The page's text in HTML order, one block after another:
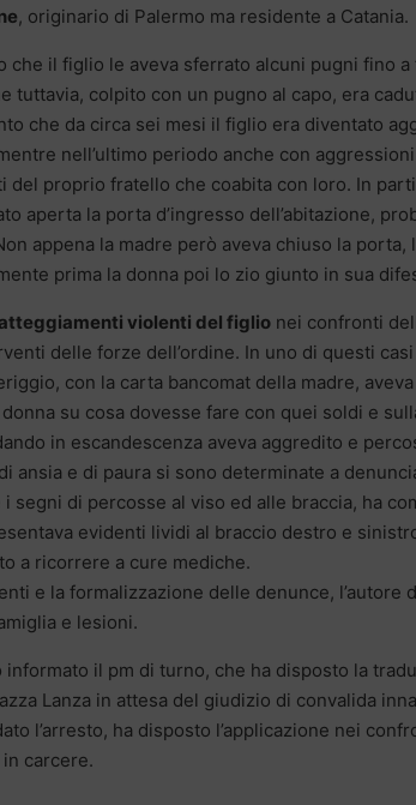
, originario di Palermo ma residente a Catania.
che il figlio le aveva sferrato alcuni pugni fino
tuttavia, colpito con un pugno al capo, era
che da circa sei mesi il figlio era diventato
nell’ultimo periodo anche con
del proprio fratello che coabita con loro. In
aperta la porta d’ingresso dell’abitazione,
appena la madre però aveva chiuso la porta,
prima la donna poi lo zio giunto in sua
atteggiamenti violenti del figlio nei confronti
delle forze dell’ordine. In uno di questi
con la carta bancomat della madre,
su cosa dovesse fare con quei soldi e
in escandescenza aveva aggredito e
ansia e di paura si sono determinate a
i segni di percosse al viso ed alle braccia, ha
evidenti lividi al braccio destro e
a ricorrere a cure mediche.
e la formalizzazione delle denunce, l’autore
e lesioni.
informato il pm di turno, che ha disposto la
Lanza in attesa del giudizio di convalida
l’arresto, ha disposto l’applicazione nei
carcere.